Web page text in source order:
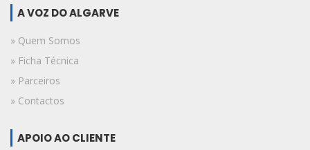
A VOZ DO ALGARVE
» Quem Somos
» Ficha Técnica
» Parceiros
» Contactos
APOIO AO CLIENTE